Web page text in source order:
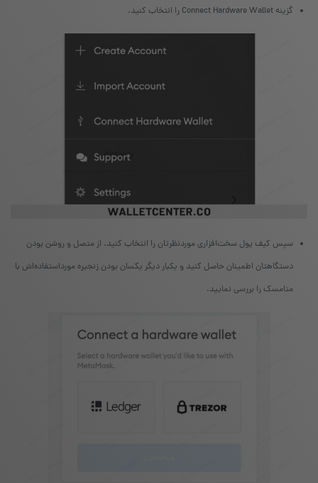
گزینه‌ Connect Hardware Wallet را انتخاب کنید.
سپس کیف پول سخت‌افزاری موردنظرتان را انتخاب کنید. از متصل و روشن بودن
دستگاهتان اطمینان حاصل کنید و یکبار دیگر یکسان بودن زنجیره‌ مورداستفاده‌اش با
متامسک را بررسی نمایید.